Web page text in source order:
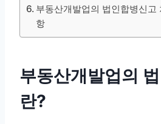
부동산개발업의 법인합병신고
항
부동산개발업의
란?